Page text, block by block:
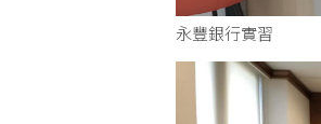
永豐銀行實習